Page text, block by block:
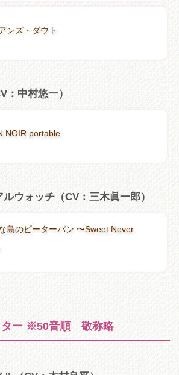
ンズ・ダウト
：中村悠一）
NOIR portable
ウォッチ（CV：三木眞一郎）
島のピーターパン 〜Sweet Never
ター ※50音順 敬称略